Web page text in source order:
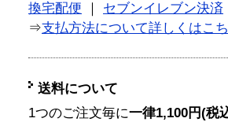
換宅配便
セブンイレブン決済
⇒支払方法について詳しくはこ
送料について
1つのご注文毎に一律1,100円(税